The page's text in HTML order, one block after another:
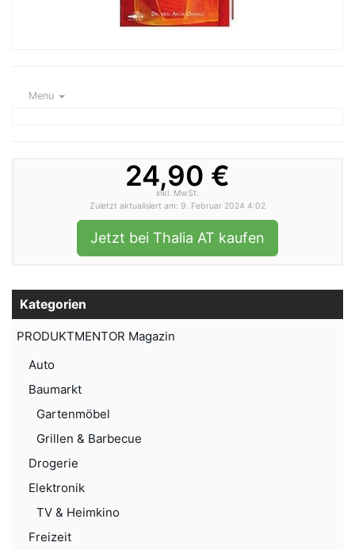
Menu
24,90 €
inkl. MwSt.
Zuletzt aktualisiert am: 9. Februar 2024 4:02
Jetzt bei Thalia AT kaufen
Kategorien
PRODUKTMENTOR Magazin
Auto
Baumarkt
Gartenmöbel
Grillen & Barbecue
Drogerie
Elektronik
TV & Heimkino
Freizeit